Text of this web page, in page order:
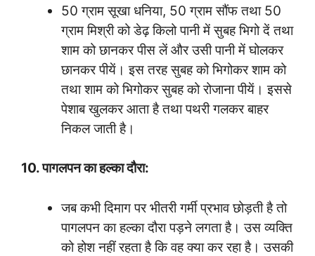
50 ग्राम सूखा धनिया, 50 ग्राम सौंफ तथा 50
ग्राम मिश्री को डेढ़ किलो पानी में सुबह भिगो दें तथा
शाम को छानकर पीस लें और उसी पानी में घोलकर
छानकर पीयें। इस तरह सुबह को भिगोकर शाम को
तथा शाम को भिगोकर सुबह को रोजाना पीयें। इससे
पेशाब खुलकर आता है तथा पथरी गलकर बाहर
निकल जाती है।
10. पागलपन का हल्का दौरा:
जब कभी दिमाग पर भीतरी गर्मी प्रभाव छोड़ती है तो
पागलपन का हल्का दौरा पड़ने लगता है। उस व्यक्ति
को होश नहीं रहता है कि वह क्या कर रहा है। उसकी